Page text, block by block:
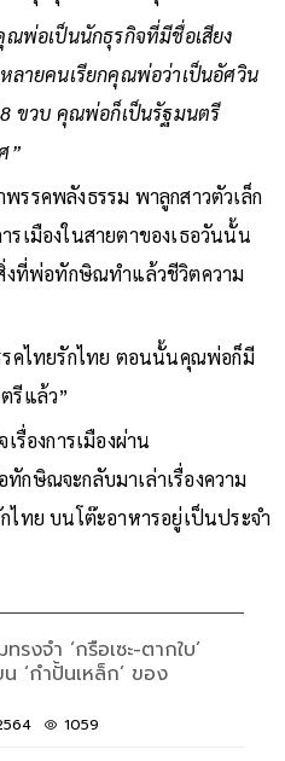
ณพ่อเป็นนักธุรกิจที่มีชื่อเสียง
ลายคนเรียกคุณพ่อว่าเป็นอัศวิน
8 ขวบ คุณพ่อก็เป็นรัฐมนตรี
”
รคพลังธรรม พาลูกสาวตัวเล็ก
เมืองในสายตาของเธอวันนั้น
งที่พ่อทักษิณทำแล้วชีวิตความ
คไทยรักไทย ตอนนั้นคุณพ่อก็มี
รีแล้ว”
รื่องการเมืองผ่าน
กษิณจะกลับมาเล่าเรื่องความ
ไทย บนโต๊ะอาหารอยู่เป็นประจำ
รงจำ ‘กรือเซะ-ตากใบ’
‘กำปั้นเหล็ก’ ของ
1059